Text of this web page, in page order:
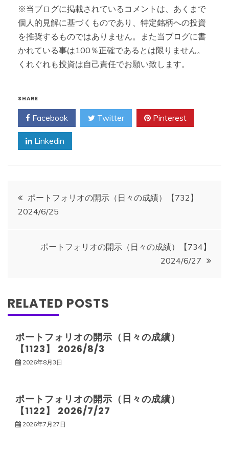
※当ブログに掲載されているコメントは、あくまで
個人的見解に基づくものであり、特定銘柄への投資
を推奨するものではありません。また当ブログに書
かれている事は100％正確であるとは限りません。
くれぐれも投資は自己責任でお願い致します。
SHARE
Facebook Twitter Pinterest
Linkedin
投
稿
ゲ
ー
シ
ン
ポートフォリオの開示（日々の成績）【732】
2024/6/25
ポートフォリオの開示（日々の成績）【734】
2024/6/27
RELATED POSTS
ポートフォリオの開示（日々の成績）
【1123】 2026/8/3
2026年8月3日
ポートフォリオの開示（日々の成績）
【1122】 2026/7/27
2026年7月27日